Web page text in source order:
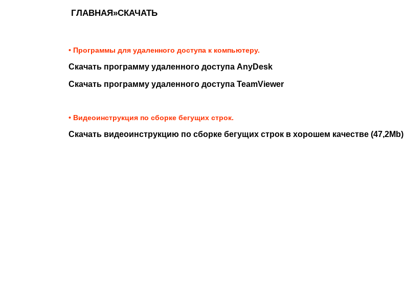
ГЛАВНАЯ»СКАЧАТЬ
• Программы для удаленного доступа к компьютеру.
Скачать программу удаленного доступа AnyDesk
Скачать программу удаленного доступа TeamViewer
• Видеоинструкция по сборке бегущих строк.
Скачать видеоинструкцию по сборке бегущих строк в хорошем качестве (47,2Mb)